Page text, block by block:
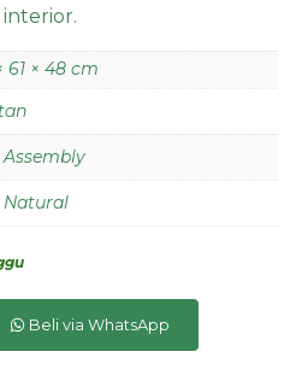
61 × 48 cm
Assembly
Natural
Beli via WhatsApp